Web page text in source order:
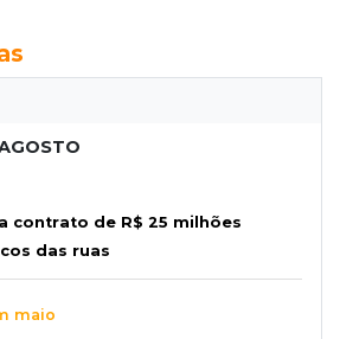
contrato de R$ 25 milhões
das ruas
maio